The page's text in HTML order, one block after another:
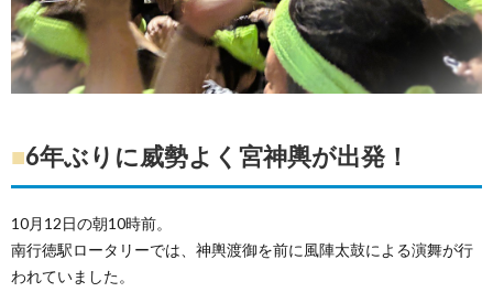
■6年ぶりに威勢よく宮神輿が出発！
10月12日の朝10時前。
南行徳駅ロータリーでは、神輿渡御を前に風陣太鼓による演舞が行
われていました。